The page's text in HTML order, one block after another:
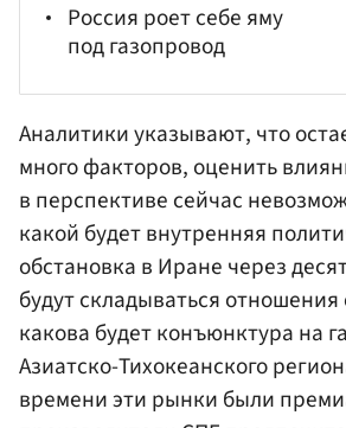
Россия роет себе яму
под газопровод
Аналитики указывают, что
много факторов, оценить
в перспективе сейчас
какой будет внутренняя
обстановка в Иране через
будут складываться
какова будет конъюнктура на
Азиатско-Тихокеанского
времени эти рынки были